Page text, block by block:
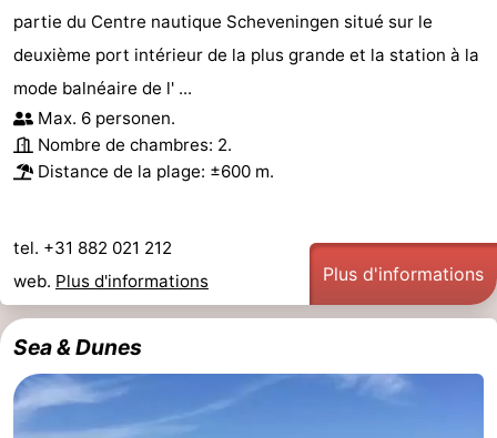
faire
d'intérêt
-
Musées
-
Monuments
-
Points
Attractions
Divertissement
-
de
Aires
Villages
partie du Centre nautique Scheveningen situé sur le
deuxième port intérieur de la plus grande et la station à la
mode balnéaire de l' ...
Max. 6 personen.
Nombre de chambres: 2.
Distance de la plage: ±600 m.
tel. +31 882 021 212
web. Plus d'informations Plus d'informations
Sea & Dunes